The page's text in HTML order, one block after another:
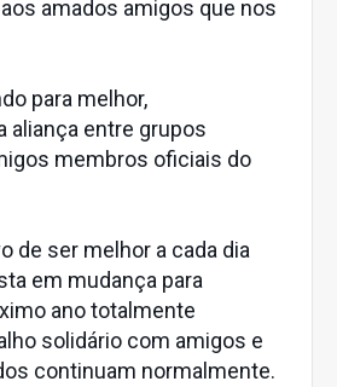
amados amigos que nos
para melhor,
aliança entre grupos
membros oficiais do
de ser melhor a cada dia
em mudança para
ano totalmente
solidário com amigos e
continuam normalmente.